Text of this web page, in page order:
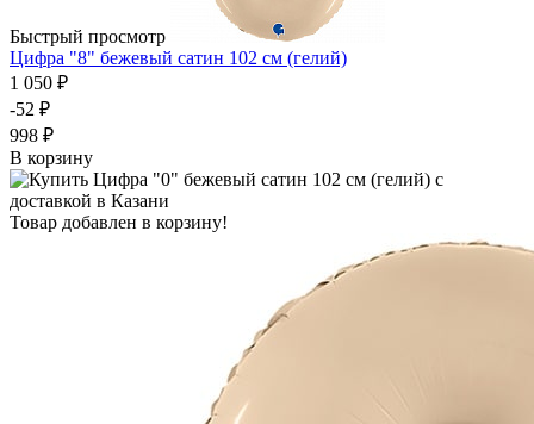
Быстрый просмотр
Цифра "8" бежевый сатин 102 см (гелий)
1 050 ₽
-52 ₽
998 ₽
В корзину
Товар добавлен в корзину!